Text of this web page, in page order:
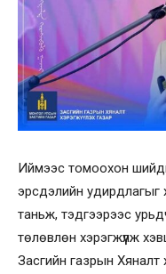
Иймээс томоохон
эрсдэлийн удирдлагыг
таньж, тэдгээрээс
төлөвлөн хэрэгжүүлж
Засгийн газрын Хяналт